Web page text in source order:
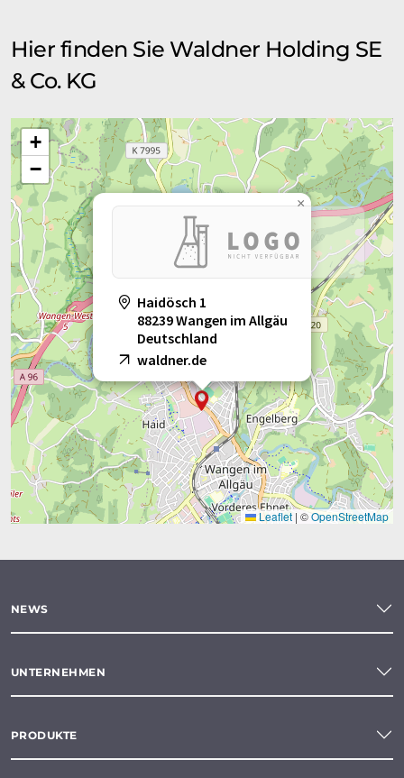
Hier finden Sie Waldner Holding SE
& Co. KG
Haidösch 1
88239 Wangen im Allgäu
Deutschland
waldner.de
×
+
−
Leaflet | ©OpenStreetMap
NEWS
UNTERNEHMEN
PRODUKTE